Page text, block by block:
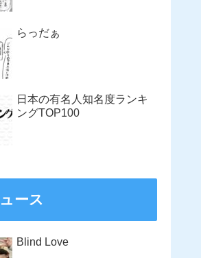
らっだぁ
日本の有名人知名度ランキ
ングTOP100
ース
Blind Love